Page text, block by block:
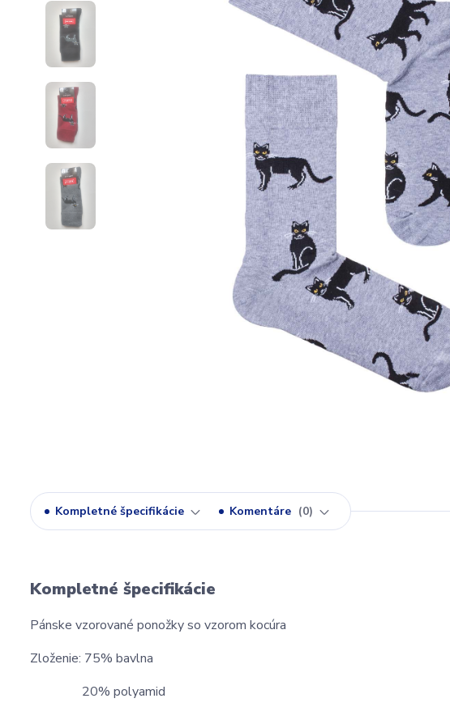
Kompletné špecifikácie Komentáre 0
Kompletné špecifikácie
Pánske vzorované ponožky so vzorom kocúra
Zloženie: 75% bavlna
20% polyamid